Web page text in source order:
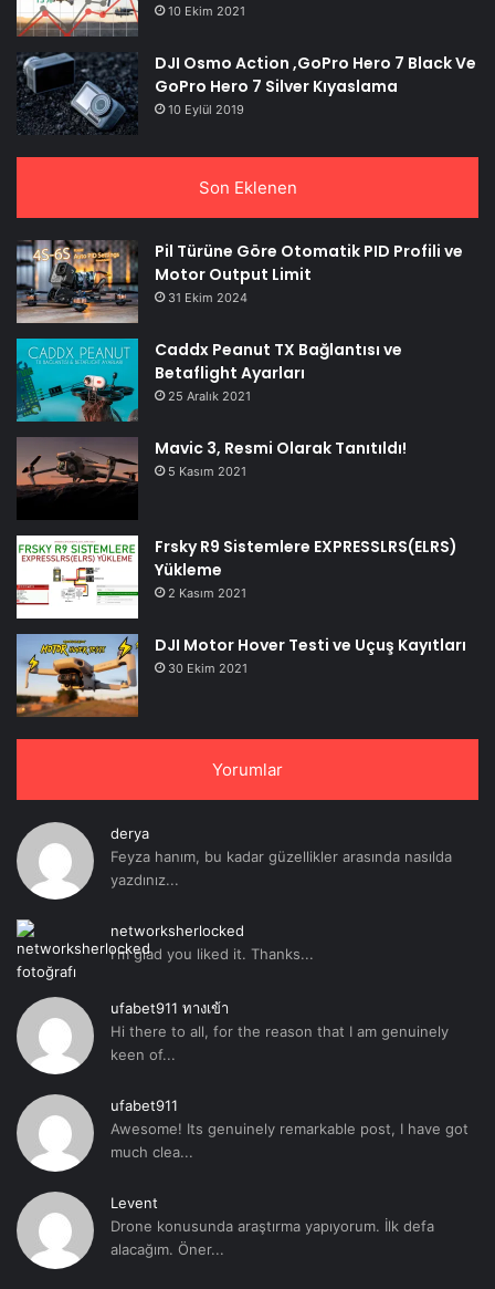
10 Ekim 2021
DJI Osmo Action ,GoPro Hero 7 Black Ve
GoPro Hero 7 Silver Kıyaslama
10 Eylül 2019
Son Eklenen
Pil Türüne Göre Otomatik PID Profili ve
Motor Output Limit
31 Ekim 2024
Caddx Peanut TX Bağlantısı ve
Betaflight Ayarları
25 Aralık 2021
Mavic 3, Resmi Olarak Tanıtıldı!
5 Kasım 2021
Frsky R9 Sistemlere EXPRESSLRS(ELRS)
Yükleme
2 Kasım 2021
DJI Motor Hover Testi ve Uçuş Kayıtları
30 Ekim 2021
Yorumlar
derya
Feyza hanım, bu kadar güzellikler arasında nasılda
yazdınız...
networksherlocked
I'm glad you liked it. Thanks...
ufabet911 ทางเข้า
Hi there to all, for the reason that I am genuinely
keen of...
ufabet911
Awesome! Its genuinely remarkable post, I have got
much clea...
Levent
Drone konusunda araştırma yapıyorum. İlk defa
alacağım. Öner...